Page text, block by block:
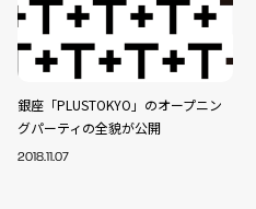
銀座「PLUSTOKYO」のオープニン
グパーティの全貌が公開
2018.11.07